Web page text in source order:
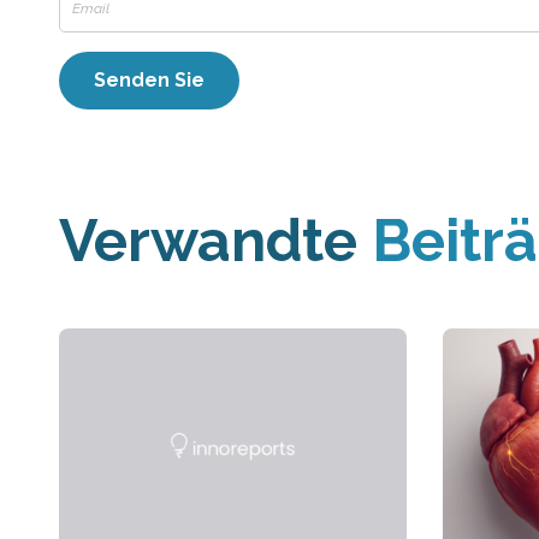
Verwandte